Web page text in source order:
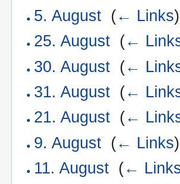
5. August (← Links)
25. August (←
30. August (←
31. August (←
21. August (←
9. August (← Links)
11. August (←